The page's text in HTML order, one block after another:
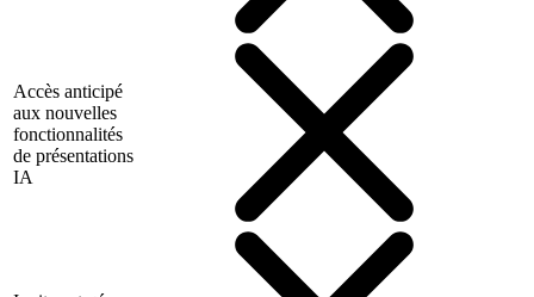
Accès anticipé
aux nouvelles
fonctionnalités
de présentations
IA